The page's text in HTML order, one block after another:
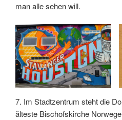
man alle sehen will.
7. Im Stadtzentrum steht die
älteste Bischofskirche